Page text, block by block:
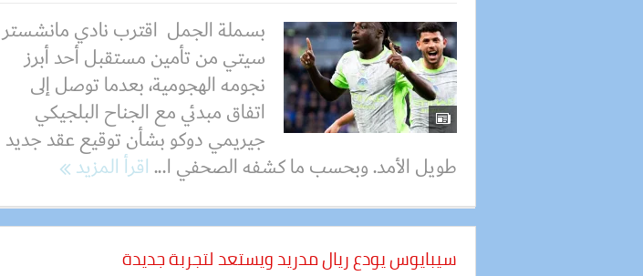
بسملة الجمل اقترب نادي مانشستر
سيتي من تأمين مستقبل أحد أبرز
نجومه الهجومية، بعدما توصل إلى
اتفاق مبدئي مع الجناح البلجيكي
جيريمي دوكو بشأن توقيع عقد جديد
طويل الأمد. وبحسب ما كشفه الصحفي ا...اقرأ المزيد
سيبايوس يودع ريال مدريد ويستعد لتجربة جديدة